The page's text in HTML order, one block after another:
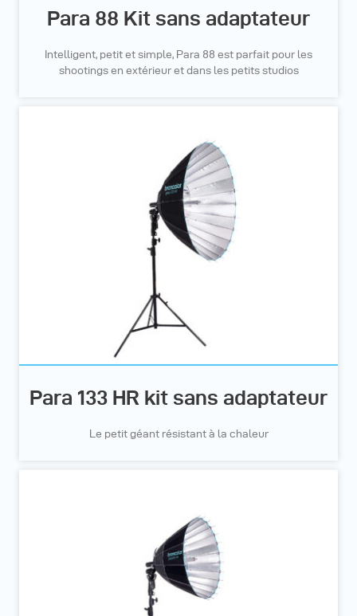
Para 88 Kit sans adaptateur
Intelligent, petit et simple, Para 88 est parfait pour les
shootings en extérieur et dans les petits studios
Para 133 HR kit sans adaptateur
Le petit géant résistant à la chaleur